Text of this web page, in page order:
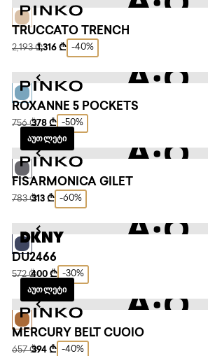
TRUCCATO TRENCH
2,193 ₾1,316 ₾ -40%
ROXANNE 5 POCKETS
756 ₾378 ₾ -50%
ᲐᲣᲗᲚᲔᲢᲘ
FISARMONICA GILET
783 ₾313 ₾ -60%
DU2466
572 ₾400 ₾ -30%
ᲐᲣᲗᲚᲔᲢᲘ
MERCURY BELT CUOIO
657 ₾394 ₾ -40%